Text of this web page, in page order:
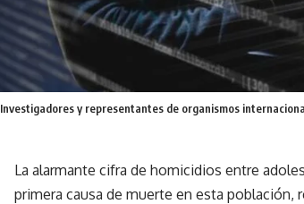
Investigadores y representantes de organismos
La alarmante cifra de homicidios entre
primera causa de muerte en esta